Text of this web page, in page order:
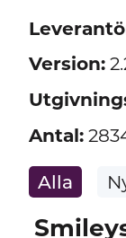
Version:
Antal:
Alla